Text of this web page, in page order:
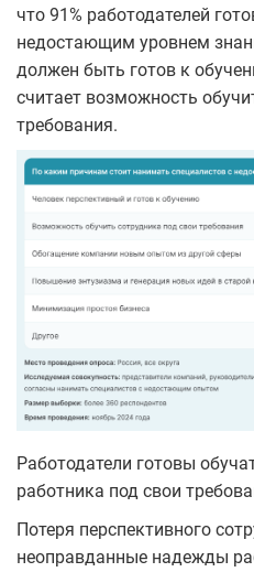
что 91% работодателей
недостающим уровнем
должен быть готов к
считает возможность
требования.
Работодатели готовы
работника под свои
Потеря перспективного
неоправданные надежды